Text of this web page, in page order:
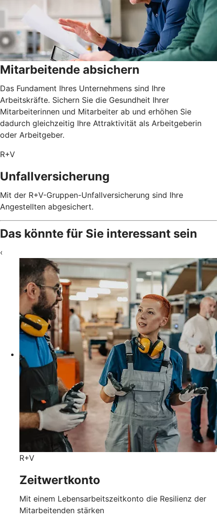
Mitarbeitende absichern
Das Fundament Ihres Unternehmens sind Ihre
Arbeitskräfte. Sichern Sie die Gesundheit Ihrer
Mitarbeiterinnen und Mitarbeiter ab und erhöhen Sie
dadurch gleichzeitig Ihre Attraktivität als Arbeitgeberin
oder Arbeitgeber.
R+V
Unfallversicherung
Mit der R+V-Gruppen-Unfallversicherung sind Ihre
Angestellten abgesichert.
Das könnte für Sie interessant sein
‹
R+V
Zeitwertkonto
Mit einem Lebensarbeitszeitkonto die Resilienz der
Mitarbeitenden stärken